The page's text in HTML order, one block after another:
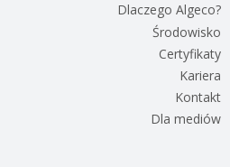
Dlaczego Algeco?
Środowisko
Certyfikaty
Kariera
Kontakt
Dla mediów